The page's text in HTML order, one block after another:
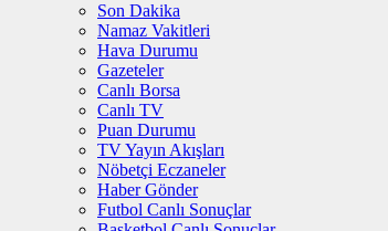
Son Dakika
Namaz Vakitleri
Hava Durumu
Gazeteler
Canlı Borsa
Canlı TV
Puan Durumu
TV Yayın Akışları
Nöbetçi Eczaneler
Haber Gönder
Futbol Canlı Sonuçlar